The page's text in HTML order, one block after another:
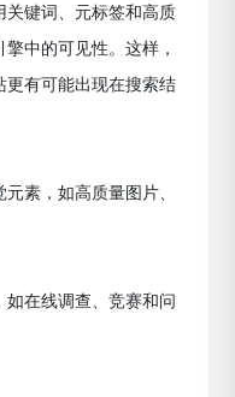
关键词、元标签和高质
中的可见性。这样，
更有可能出现在搜索结
素，如高质量图片、
在线调查、竞赛和问